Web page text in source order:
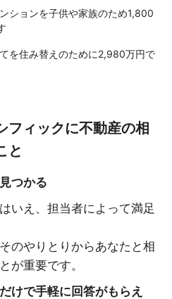
ションを子供や家族のため1,800
を住み替えのために2,980万円で
フィックに不動産の相
と
つかる
いえ、担当者によって満足
のやりとりからあなたと相
が重要です。
けで手軽に回答がもらえ